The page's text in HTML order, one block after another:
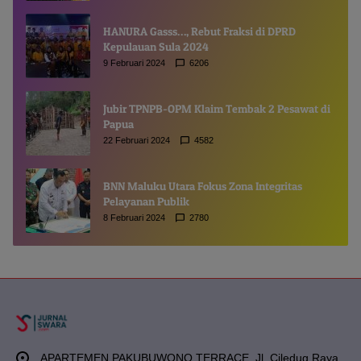
HANURA Gasss…, Rebut Fraksi di DPRD
Kepulauan Sula 2024
9 Februari 2024 6206
Jubir TPNPB-OPM Klaim Tembak 2 Pesawat di
Papua
22 Februari 2024 4582
BNN Maluku Utara Fokus Zona Integritas
Pelayanan Publik
8 Februari 2024 2780
APARTEMEN PAKUBUWONO TERRACE, Jl. Ciledug Raya,